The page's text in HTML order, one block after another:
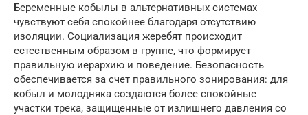
Беременные кобылы в альтернативных системах
чувствуют себя спокойнее благодаря отсутствию
изоляции. Социализация жеребят происходит
естественным образом в группе, что формирует
правильную иерархию и поведение. Безопасность
обеспечивается за счет правильного зонирования: для
кобыл и молодняка создаются более спокойные
участки трека, защищенные от излишнего давления со